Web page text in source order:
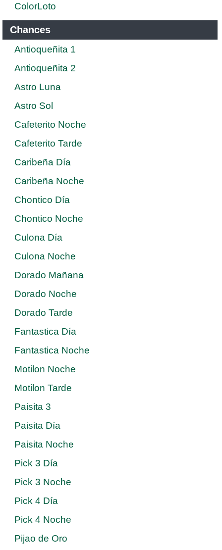
ColorLoto
Chances
Antioqueñita 1
Antioqueñita 2
Astro Luna
Astro Sol
Cafeterito Noche
Cafeterito Tarde
Caribeña Día
Caribeña Noche
Chontico Día
Chontico Noche
Culona Día
Culona Noche
Dorado Mañana
Dorado Noche
Dorado Tarde
Fantastica Día
Fantastica Noche
Motilon Noche
Motilon Tarde
Paisita 3
Paisita Día
Paisita Noche
Pick 3 Día
Pick 3 Noche
Pick 4 Día
Pick 4 Noche
Pijao de Oro